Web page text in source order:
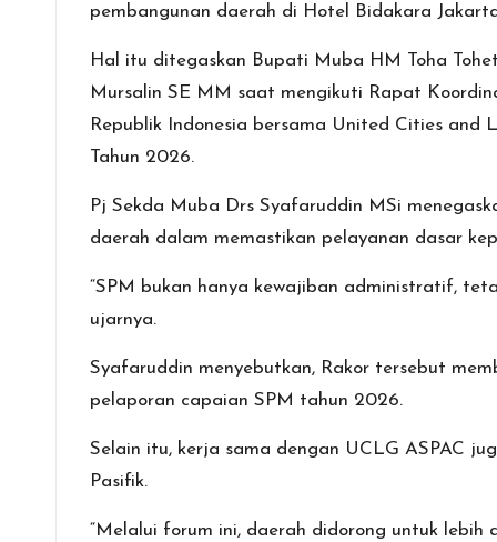
b
o
o
k
er s
A
p
p
n
g
er
l
e
pembangunan daerah di Hotel Bidakara
Hal itu ditegaskan Bupati Muba HM Toha
Mursalin SE MM saat mengikuti Rapat
Republik Indonesia bersama United Cities and
Tahun 2026.
Pj Sekda Muba Drs Syafaruddin MSi
daerah dalam memastikan pelayanan dasar
“SPM bukan hanya kewajiban administratif,
ujarnya.
Syafaruddin menyebutkan, Rakor tersebut
pelaporan capaian SPM tahun 2026.
Selain itu, kerja sama dengan UCLG ASPAC
Pasifik.
“Melalui forum ini, daerah didorong untuk